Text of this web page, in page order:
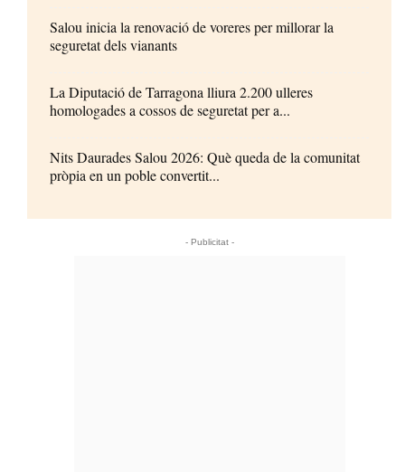
Salou inicia la renovació de voreres per millorar la
seguretat dels vianants
La Diputació de Tarragona lliura 2.200 ulleres
homologades a cossos de seguretat per a...
Nits Daurades Salou 2026: Què queda de la comunitat
pròpia en un poble convertit...
- Publicitat -